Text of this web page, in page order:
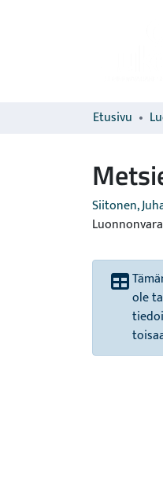
Etusivu
Siitonen,
ole